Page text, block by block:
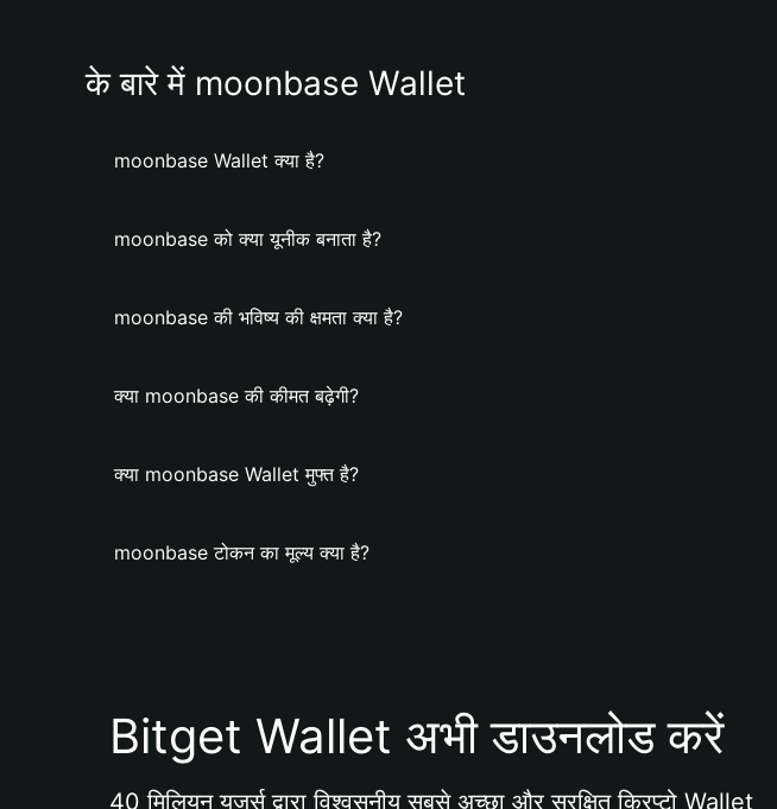
के बारे में moonbase Wallet
moonbase Wallet क्या है?
moonbase को क्या यूनीक बनाता है?
moonbase की भविष्य की क्षमता क्या है?
क्या moonbase की कीमत बढ़ेगी?
क्या moonbase Wallet मुफ्त है?
moonbase टोकन का मूल्य क्या है?
Bitget Wallet अभी डाउनलोड करें
40 मिलियन यूजर्स द्वारा विश्वसनीय सबसे अच्छा और सुरक्षित क्रिप्टो Wallet